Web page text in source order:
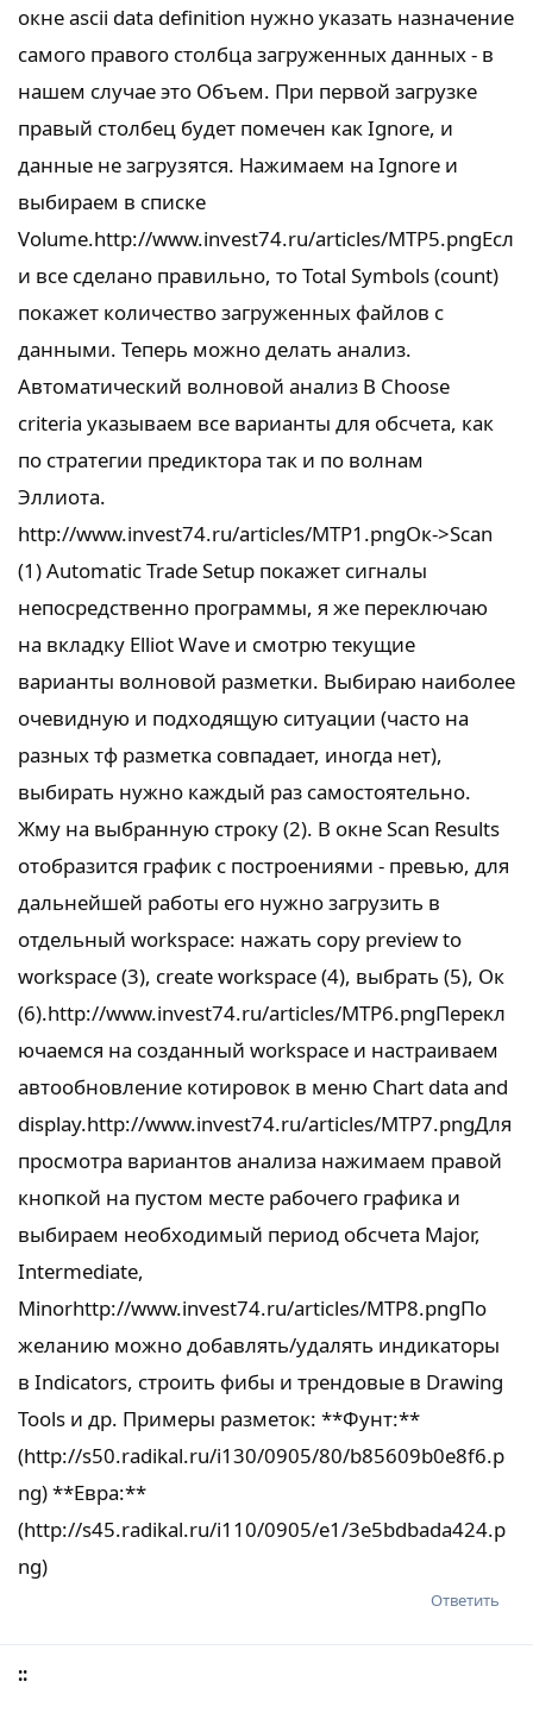
окне ascii data definition нужно указать назначение
самого правого столбца загруженных данных - в
нашем случае это Объем. При первой загрузке
правый столбец будет помечен как Ignore, и
данные не загрузятся. Нажимаем на Ignore и
выбираем в списке
Volume.http://www.invest74.ru/articles/MTP5.pngЕсл
и все сделано правильно, то Total Symbols (count)
покажет количество загруженных файлов с
данными. Теперь можно делать анализ.
Автоматический волновой анализ В Choose
criteria указываем все варианты для обсчета, как
по стратегии предиктора так и по волнам
Эллиота.
http://www.invest74.ru/articles/MTP1.pngОк->Scan
(1) Automatic Trade Setup покажет сигналы
непосредственно программы, я же переключаю
на вкладку Elliot Wave и смотрю текущие
варианты волновой разметки. Выбираю наиболее
очевидную и подходящую ситуации (часто на
разных тф разметка совпадает, иногда нет),
выбирать нужно каждый раз самостоятельно.
Жму на выбранную строку (2). В окне Scan Results
отобразится график с построениями - превью, для
дальнейшей работы его нужно загрузить в
отдельный workspace: нажать copy preview to
workspace (3), create workspace (4), выбрать (5), Ок
(6).http://www.invest74.ru/articles/MTP6.pngПерекл
ючаемся на созданный workspace и настраиваем
автообновление котировок в меню Chart data and
display.http://www.invest74.ru/articles/MTP7.pngДля
просмотра вариантов анализа нажимаем правой
кнопкой на пустом месте рабочего графика и
выбираем необходимый период обсчета Major,
Intermediate,
Minorhttp://www.invest74.ru/articles/MTP8.pngПо
желанию можно добавлять/удалять индикаторы
в Indicators, строить фибы и трендовые в Drawing
Tools и др. Примеры разметок: **Фунт:**
(http://s50.radikal.ru/i130/0905/80/b85609b0e8f6.p
ng) **Евра:**
(http://s45.radikal.ru/i110/0905/e1/3e5bdbada424.p
ng)
Ответить
::